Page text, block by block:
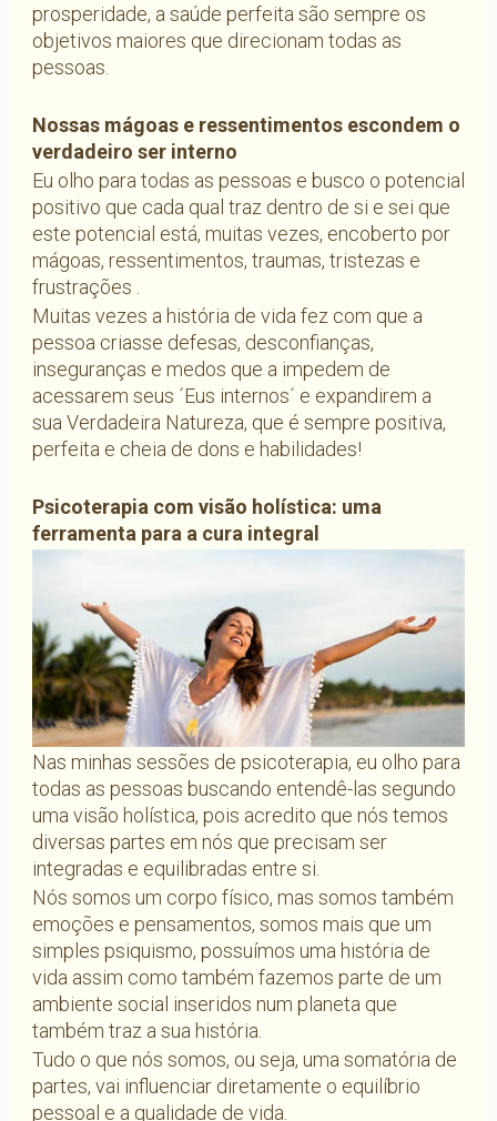
prosperidade, a saúde perfeita são sempre os
objetivos maiores que direcionam todas as
pessoas.
Nossas mágoas e ressentimentos escondem o
verdadeiro ser interno
Eu olho para todas as pessoas e busco o potencial
positivo que cada qual traz dentro de si e sei que
este potencial está, muitas vezes, encoberto por
mágoas, ressentimentos, traumas, tristezas e
frustrações .
Muitas vezes a história de vida fez com que a
pessoa criasse defesas, desconfianças,
inseguranças e medos que a impedem de
acessarem seus ´Eus internos´ e expandirem a
sua Verdadeira Natureza, que é sempre positiva,
perfeita e cheia de dons e habilidades!
Psicoterapia com visão holística: uma
ferramenta para a cura integral
Nas minhas sessões de psicoterapia, eu olho para
todas as pessoas buscando entendê-las segundo
uma visão holística, pois acredito que nós temos
diversas partes em nós que precisam ser
integradas e equilibradas entre si.
Nós somos um corpo físico, mas somos também
emoções e pensamentos, somos mais que um
simples psiquismo, possuímos uma história de
vida assim como também fazemos parte de um
ambiente social inseridos num planeta que
também traz a sua história.
Tudo o que nós somos, ou seja, uma somatória de
partes, vai influenciar diretamente o equilíbrio
pessoal e a qualidade de vida.